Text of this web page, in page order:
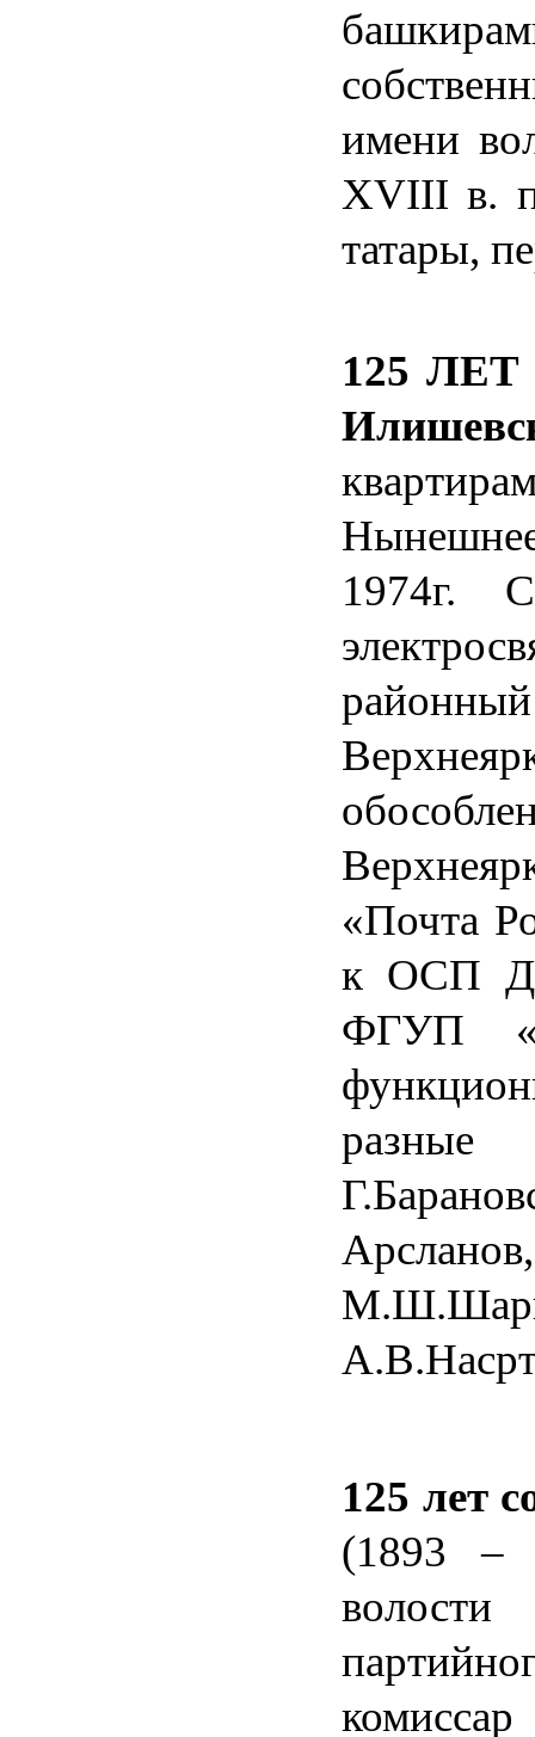
имени
ХVIII в.
татары,
125 ЛЕТ
1974г.
«Почта
к ОСП
ФГУП
разные
125 лет
(1893 –